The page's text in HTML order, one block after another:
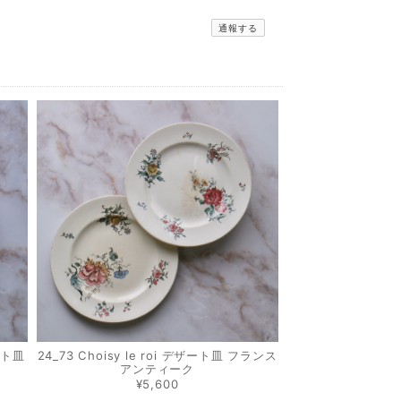
通報する
皿
24_73 Choisy le roi デザート皿 フランス
アンティーク
¥5,600